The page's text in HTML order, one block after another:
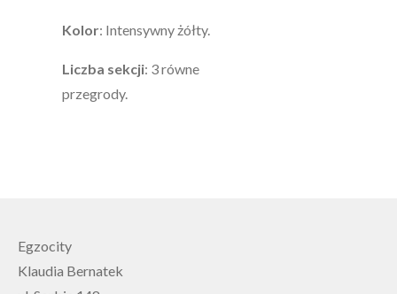
Kolor: Intensywny żółty.
Liczba sekcji: 3 równe
przegrody.
Egzocity
Klaudia Bernatek